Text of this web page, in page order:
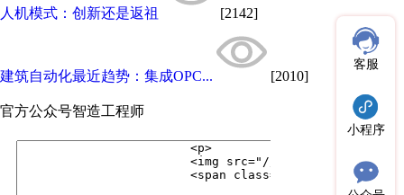
人机模式：创新还是返祖 [2142]
建筑自动化最近趋势：集成OPC... [2010]
官方公众号智造工程师
客服
小程序